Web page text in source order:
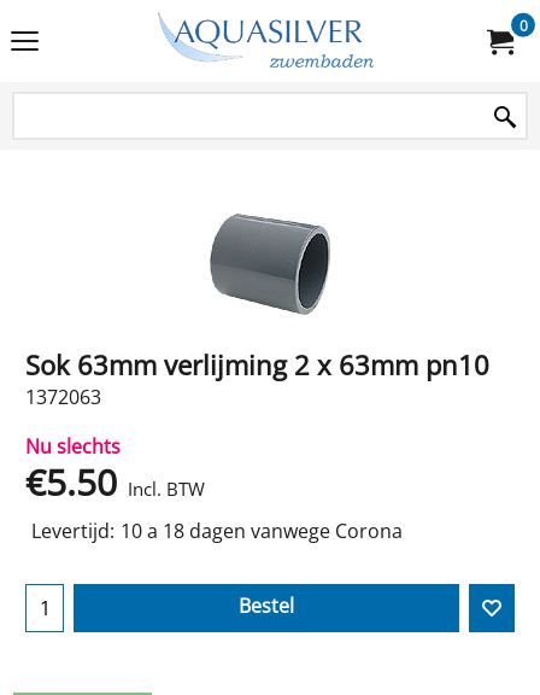
0
Sok 63mm verlijming 2 x 63mm pn10
1372063
Nu slechts
€5.50 Incl. BTW
Levertijd: 10 a 18 dagen vanwege Corona
Bestel